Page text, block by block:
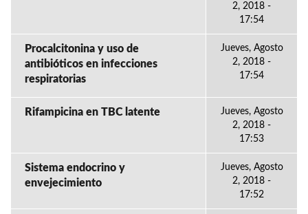
2, 2018 -
17:54
Procalcitonina y uso de
antibióticos en infecciones
respiratorias
Jueves, Agosto
2, 2018 -
17:54
Rifampicina en TBC latente
Jueves, Agosto
2, 2018 -
17:53
Sistema endocrino y
envejecimiento
Jueves, Agosto
2, 2018 -
17:52